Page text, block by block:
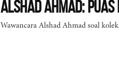
Alshad Ahmad:
Wawancara Alshad Ahmad soal